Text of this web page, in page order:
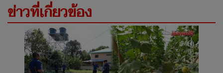
ข่าวที่เกี่ยวข้อง